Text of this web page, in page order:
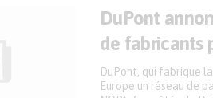
DuPont
de fabricants
DuPont, qui fabrique
Europe un réseau de